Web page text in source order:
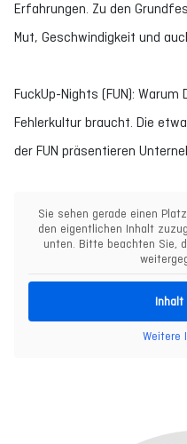
Erfahrungen. Zu den
Mut, Geschwindigkeit und
FuckUp-Nights (FUN):
Fehlerkultur braucht. Die
der FUN präsentieren
Sie sehen gerade einen
den eigentlichen Inhalt
unten. Bitte beachten Sie,
Inhalt
Weitere